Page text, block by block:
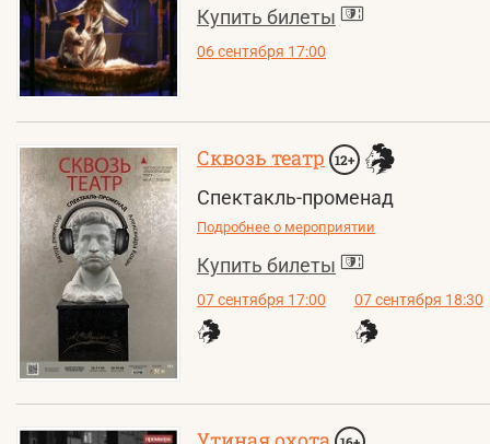
Купить билеты
06 сентября 17:00
Сквозь театр 12+
Спектакль-променад
Подробнее о мероприятии
Купить билеты
07 сентября 17:00 07 сентября 18:30